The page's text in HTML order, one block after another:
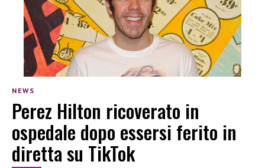
NEWS
Perez Hilton ricoverato in
ospedale dopo essersi ferito in
diretta su TikTok